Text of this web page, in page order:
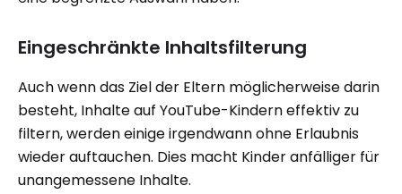
Eingeschränkte Inhaltsfilterung
Auch wenn das Ziel der Eltern möglicherweise darin
besteht, Inhalte auf YouTube-Kindern effektiv zu
filtern, werden einige irgendwann ohne Erlaubnis
wieder auftauchen. Dies macht Kinder anfälliger für
unangemessene Inhalte.